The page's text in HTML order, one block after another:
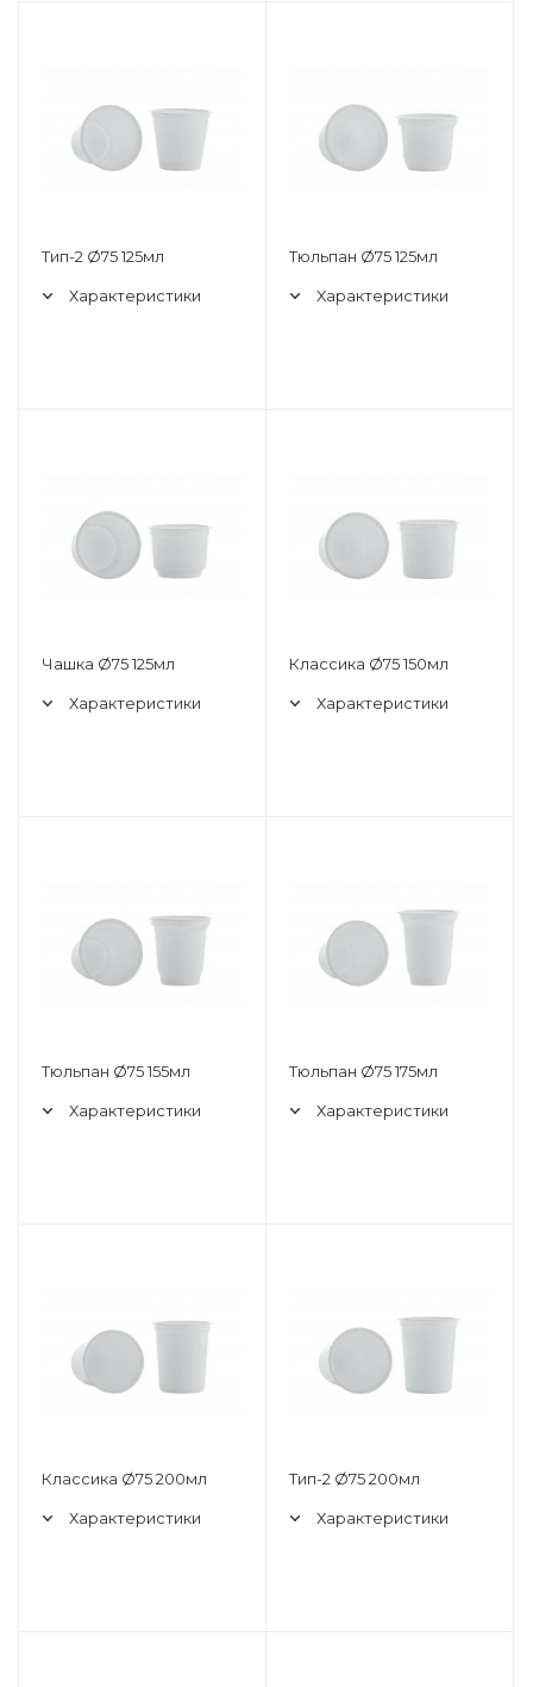
Тип-2 Ø75 125мл
Характеристики
Тюльпан Ø75 125мл
Характеристики
Чашка Ø75 125мл
Характеристики
Классика Ø75 150мл
Характеристики
Тюльпан Ø75 155мл
Характеристики
Тюльпан Ø75 175мл
Характеристики
Классика Ø75 200мл
Характеристики
Тип-2 Ø75 200мл
Характеристики